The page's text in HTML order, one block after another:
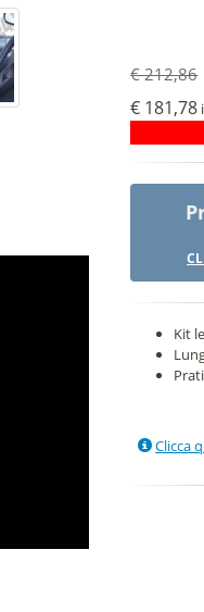
€ 212,86
€ 181,78
Kit
Clicca